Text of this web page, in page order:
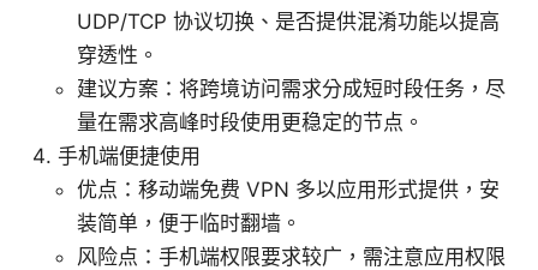
UDP/TCP 协议切换、是否提供混淆功能以提高
穿透性。
建议方案：将跨境访问需求分成短时段任务，尽
量在需求高峰时段使用更稳定的节点。
手机端便捷使用
优点：移动端免费 VPN 多以应用形式提供，安
装简单，便于临时翻墙。
风险点：手机端权限要求较广，需注意应用权限